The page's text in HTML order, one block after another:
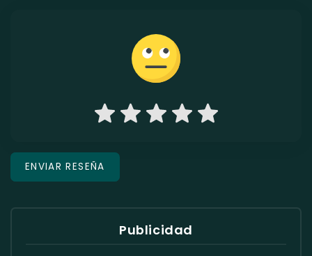
Publicidad